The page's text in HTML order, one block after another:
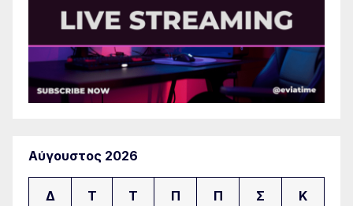
Αύγουστος 2026
Δ Τ Τ Π Π Σ Κ